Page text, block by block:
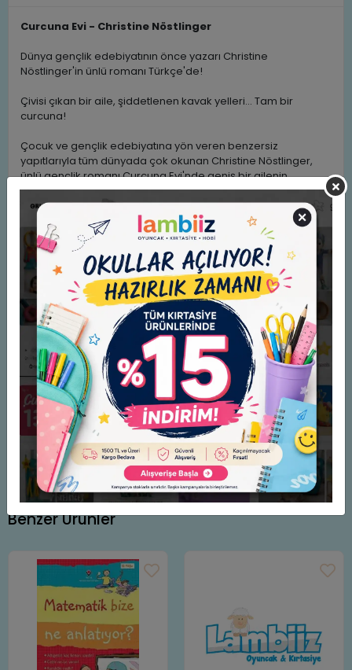
Curcuna Evi - Christine Nöstlinger
Dünya gençlik edebiyatının önce yazarı Christine
Nöstlinger'in ünlü romanı Türkçe'de!
Çivisi çıkan bir aile, şiddetlenen kavak yelleri... Tam bir
curcuna!
Çocuk ve gençlik edebiyatına yön veren benzersiz
yapıtlarıyla tüm dünyada çok okunan Christine Nöstlinger,
ünlü gençlik romanı Curcuna Evi'nde geniş bir ailenin
öyküsünü ustaca kelimelere döküyor. Yetişkin dünyasının
karmaşası içinde yolunu bulmaya çalışan genç bireylerin
gözünden anlatılan roman, aile kurumunu oluşturan
bireylere ve ilişkilere dair kabulleri yerle bir ederek, yepyeni
bir bakış açısı ve düşünme olanağı sunuyor. Yazar, genç
bireyin iç sesini dinleme deneyimini sorumluluk alma bilincini,
ilişkileri düzenleme yeteneğini ve ilk aşk heyecanlarını
kendine özgü üslubuyla dillendiriyor. Temposu ve mizah
düzeyi hiç düşmeyen roman, gençlere olduğu kadar
kendine farklı bir gözle bakmak isteyen yetişkinlere de keyifli
bir okuma vaat ediyor.
Yazar: Christine Nöstlinger
Çevirmen: Mine Kazmaoğlu
Yayınevi: Günışığı Kitaplığı
Benzer Ürünler